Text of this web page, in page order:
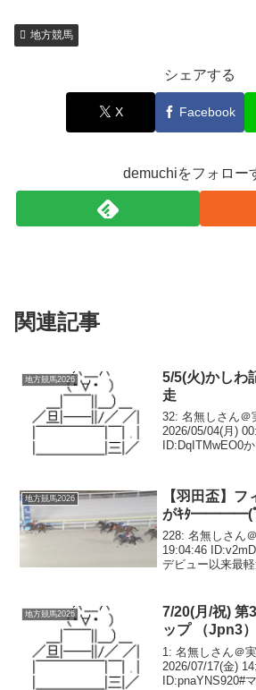
地方競馬
シェアする
X Facebook
demuchiをフォロー
関連記事
地方競馬2026
5/5(火)かし
走
32: 名無しさん＠
2026/05/04(月)
ID:DqITMwEO0
る、第38回かしわ
地方競馬2026
【羽田盃】
がｷﾀ
228: 名無しさん
19:04:46
デビュー以来最
地方競馬2026
7/20(月/祝) 第
ップ （Jpn3
1: 名無しさん＠
2026/07/17(金)
ID:pnaYNS920#